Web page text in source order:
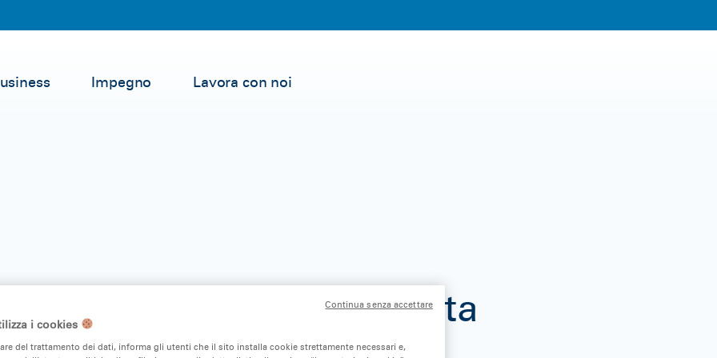
Impegno Lavora con noi
nuova confezione in carta
i cookies
del trattamento dei dati, informa gli utenti che il sito installa cookie strettamente necessari e,
Continua senza accettare